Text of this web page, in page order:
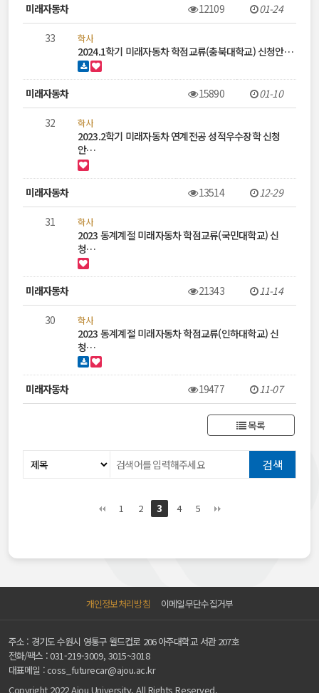
미래자동차 12109 01-24
33 학사
2024.1학기 미래자동차 학점교류(충북대학교) 신청안…
미래자동차 15890 01-10
32 학사
2023.2학기 미래자동차 연계전공 성적우수장학 신청
안…
미래자동차 13514 12-29
31 학사
2023 동계계절 미래자동차 학점교류(국민대학교) 신
청…
미래자동차 21343 11-14
30 학사
2023 동계계절 미래자동차 학점교류(인하대학교) 신
청…
미래자동차 19477 11-07
목록
1 2 3 4 5
개인정보처리방침 이메일무단수집거부
주소 : 경기도 수원시 영통구 월드컵로 206 아주대학교 서관 207호
전화/팩스 :031-219-3009, 3015~3018
대표메일 :coss_futurecar@ajou.ac.kr
Copyright 2022 Ajou University. All Rights Reserved.